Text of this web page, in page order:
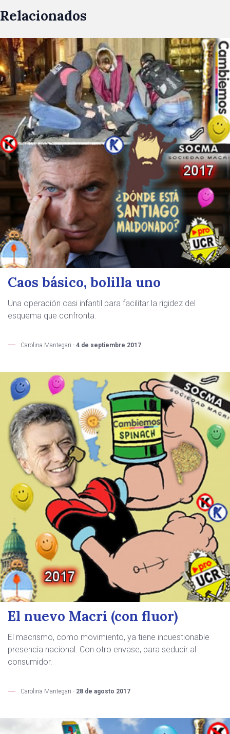
Relacionados
Caos básico, bolilla uno
Una operación casi infantil para facilitar la rigidez del
esquema que confronta.
Carolina Mantegari - 4 de septiembre 2017
El nuevo Macri (con fluor)
El macrismo, como movimiento, ya tiene incuestionable
presencia nacional. Con otro envase, para seducir al
consumidor.
Carolina Mantegari - 28 de agosto 2017